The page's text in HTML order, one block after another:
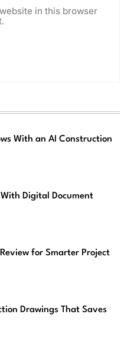
in this browser
With an AI Construction
Digital Document
for Smarter Project
Drawings That Saves